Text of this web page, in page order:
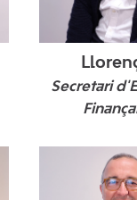
Secretari